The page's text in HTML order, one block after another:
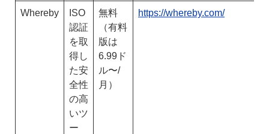
Whereby
ISO
認証
を取
得し
た安
全性
の高
いツ
ー
無料
（有料
版は
6.99ド
ル〜/
月）
https://whereby.com/